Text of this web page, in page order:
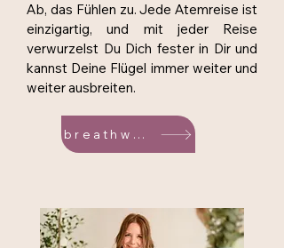
Ab, das Fühlen zu. Jede Atemreise ist
einzigartig, und mit jeder Reise
verwurzelst Du Dich fester in Dir und
kannst Deine Flügel immer weiter und
weiter ausbreiten.
breathwork-aachen.de